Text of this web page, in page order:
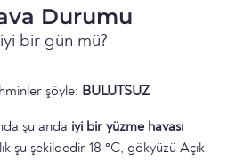
Durumu
bir gün mü?
şöyle: BULUTSUZ
şu anda iyi bir yüzme havası
şu şekildedir 18 °C, gökyüzü Açık